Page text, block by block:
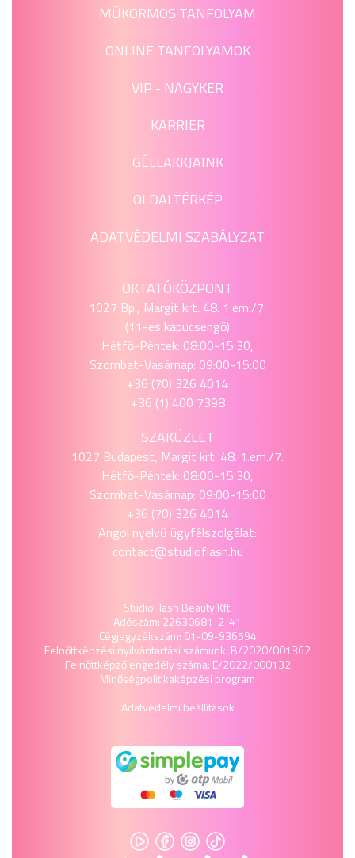
MŰKÖRMÖS TANFOLYAM
ONLINE TANFOLYAMOK
VIP - NAGYKER
KARRIER
GÉLLAKKJAINK
OLDALTÉRKÉP
ADATVÉDELMI SZABÁLYZAT
OKTATÓKÖZPONT
1027 Bp., Margit krt. 48. 1.em./7.
(11-es kapucsengő)
Hétfő-Péntek: 08:00-15:30,
Szombat-Vasárnap: 09:00-15:00
+36 (70) 326 4014
+36 (1) 400 7398
SZAKÜZLET
1027 Budapest, Margit krt. 48. 1.em./7.
Hétfő-Péntek: 08:00-15:30,
Szombat-Vasárnap: 09:00-15:00
+36 (70) 326 4014
Angol nyelvű ügyfélszolgálat:
contact@studioflash.hu
StudioFlash Beauty Kft.
Adószám: 22630681-2-41
Cégjegyzékszám: 01-09-936594
Felnőttképzési nyilvántartási számunk: B/2020/001362
Felnőttképző engedély száma: E/2022/000132
Minőségpolitikaképzési program
Adatvédelmi beállítások